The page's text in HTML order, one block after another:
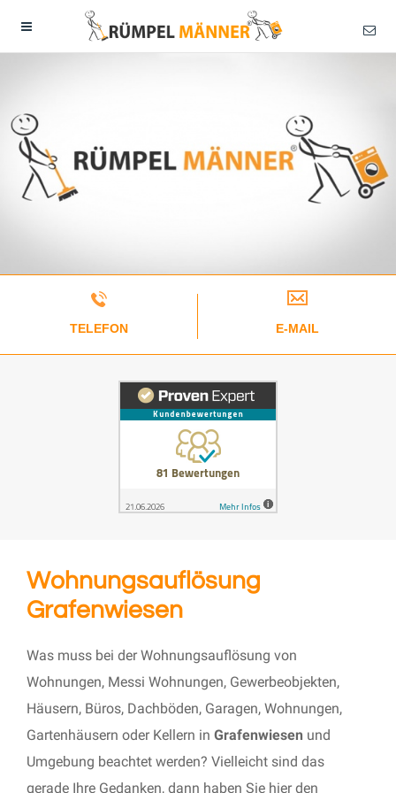
TELEFON E-MAIL
Wohnungsauflösung
Grafenwiesen
Was muss bei der Wohnungsauflösung von
Wohnungen, Messi Wohnungen, Gewerbeobjekten,
Häusern, Büros, Dachböden, Garagen, Wohnungen,
Gartenhäusern oder Kellern in Grafenwiesen und
Umgebung beachtet werden? Vielleicht sind das
gerade Ihre Gedanken, dann haben Sie hier den